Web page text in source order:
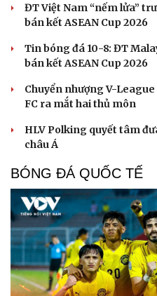
Cải chính
ĐT Việt Nam “nếm lửa”
bán kết ASEAN Cup 2026
Tin bóng đá 10-8: ĐT
bán kết ASEAN Cup 2026
Chuyển nhượng V-
FC ra mắt hai thủ môn
HLV Polking quyết tâm
châu Á
BÓNG ĐÁ QUỐC TẾ